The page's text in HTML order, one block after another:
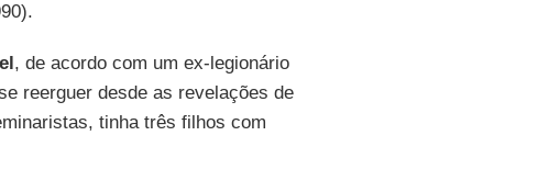
, de acordo com um ex-legionário
reerguer desde as revelações de
tinha três filhos com